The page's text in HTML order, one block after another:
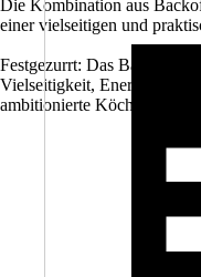
Die Kombination aus
einer vielseitigen und
Festgezurrt: Das
Vielseitigkeit,
ambitionierte Köche.